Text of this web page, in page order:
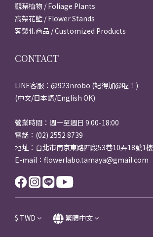
觀葉植物 / Foliage Plants
高架花籃 / Flower Stands
客製化商品 / Customized Products
CONTACT
LINE客服：@923nrobo (記得加@喔！)
(中文/日本語/English OK)
營業時間：週一至週日 9:00-18:00
電話：(02) 2552 8739
地址：台北市南京東路四段53巷10弄18號1樓
E-mail：flowerlabo.tamaya@gmail.com
$ TWD 繁體中文